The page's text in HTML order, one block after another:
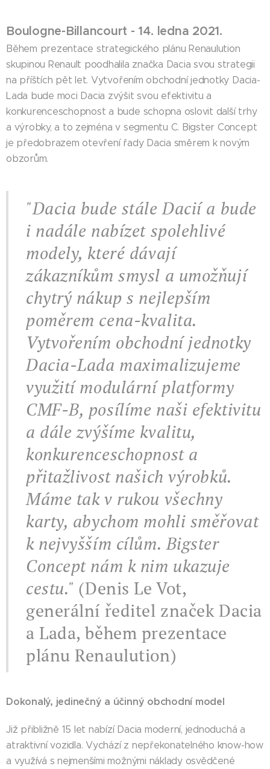
Boulogne-Billancourt - 14. ledna 2021.
Během prezentace strategického plánu Renaulution
skupinou Renault poodhalila značka Dacia svou strategii
na příštích pět let. Vytvořením obchodní jednotky Dacia-
Lada bude moci Dacia zvýšit svou efektivitu a
konkurenceschopnost a bude schopna oslovit další trhy
a výrobky, a to zejména v segmentu C. Bigster Concept
je předobrazem otevření řady Dacia směrem k novým
obzorům.
"Dacia bude stále Dacií a bude
i nadále nabízet spolehlivé
modely, které dávají
zákazníkům smysl a umožňují
chytrý nákup s nejlepším
poměrem cena-kvalita.
Vytvořením obchodní jednotky
Dacia-Lada maximalizujeme
využití modulární platformy
CMF-B, posílíme naši efektivitu
a dále zvýšíme kvalitu,
konkurenceschopnost a
přitažlivost našich výrobků.
Máme tak v rukou všechny
karty, abychom mohli směřovat
k nejvyšším cílům. Bigster
Concept nám k nim ukazuje
cestu." (Denis Le Vot,
generální ředitel značek Dacia
a Lada, během prezentace
plánu Renaulution)
Dokonalý, jedinečný a účinný obchodní model
Již přibližně 15 let nabízí Dacia moderní, jednoduchá a
atraktivní vozidla. Vychází z nepřekonatelného know-how
a využívá s nejmenšími možnými náklady osvědčené